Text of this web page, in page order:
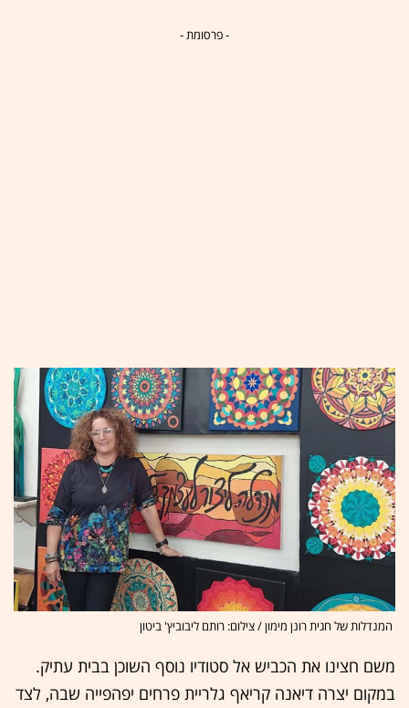
- פרסומת -
המנדלות של חגית רונן מימון / צילום: רותם ליבוביץ' ביטון
משם חצינו את הכביש אל סטודיו נוסף השוכן בבית עתיק.
במקום יצרה דיאנה קריאף גלריית פרחים יפהפייה שבה, לצד